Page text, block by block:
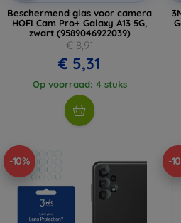
Beschermend glas voor camera
HOFI Cam Pro+ Galaxy A13 5G,
zwart (9589046922039)
€ 8,91
€ 5,31
Op voorraad: 4 stuks
-10% -